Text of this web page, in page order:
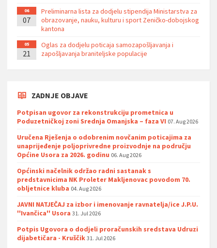
06
07
Preliminarna lista za dodjelu stipendija Ministarstva za
obrazovanje, nauku, kulturu i sport Zeničko-dobojskog
kantona
05
21
Oglas za dodjelu poticaja samozapošljavanja i
zapošljavanja braniteljske populacije
ZADNJE OBJAVE
Potpisan ugovor za rekonstrukciju prometnica u
Poduzetničkoj zoni Srednja Omanjska – faza VI 07. Aug 2026
Uručena Rješenja o odobrenim novčanim poticajima za
unaprijeđenje poljoprivredne proizvodnje na području
Općine Usora za 2026. godinu 06. Aug 2026
Općinski načelnik održao radni sastanak s
predstavnicima NK Proleter Makljenovac povodom 70.
obljetnice kluba 04. Aug 2026
JAVNI NATJEČAJ za izbor i imenovanje ravnatelja/ice J.P.U.
''Ivančica'' Usora 31. Jul 2026
Potpis Ugovora o dodjeli proračunskih sredstava Udruzi
dijabetičara - Kruščik 31. Jul 2026